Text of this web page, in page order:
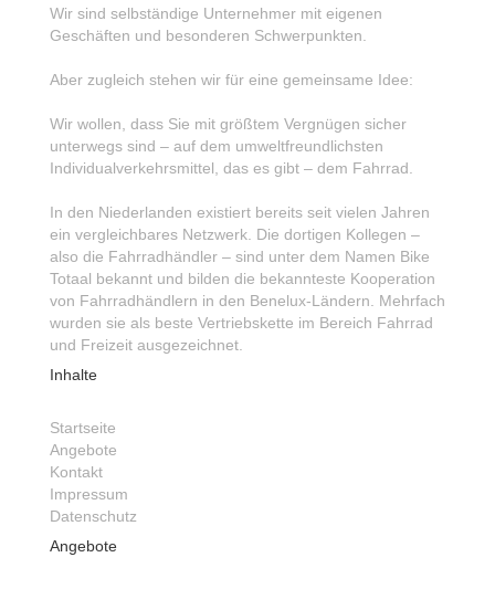
Wir sind selbständige Unternehmer mit eigenen
Geschäften und besonderen Schwerpunkten.
Aber zugleich stehen wir für eine gemeinsame Idee:
Wir wollen, dass Sie mit größtem Vergnügen sicher
unterwegs sind – auf dem umweltfreundlichsten
Individualverkehrsmittel, das es gibt – dem Fahrrad.
In den Niederlanden existiert bereits seit vielen Jahren
ein vergleichbares Netzwerk. Die dortigen Kollegen –
also die Fahrradhändler – sind unter dem Namen Bike
Totaal bekannt und bilden die bekannteste Kooperation
von Fahrradhändlern in den Benelux-Ländern. Mehrfach
wurden sie als beste Vertriebskette im Bereich Fahrrad
und Freizeit ausgezeichnet.
Inhalte
Startseite
Angebote
Kontakt
Impressum
Datenschutz
Angebote